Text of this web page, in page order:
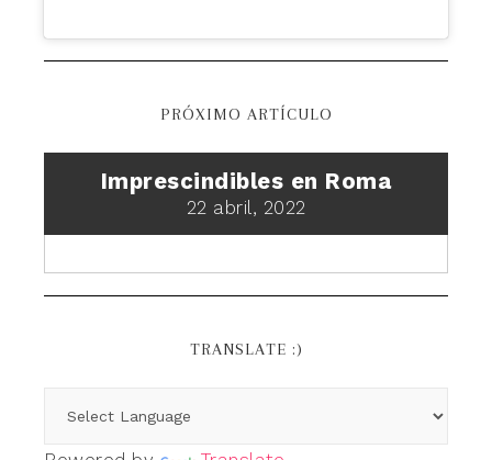
PRÓXIMO ARTÍCULO
Imprescindibles en Roma
22 abril, 2022
TRANSLATE :)